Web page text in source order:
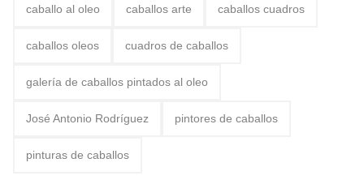
caballo al oleo caballos arte caballos cuadros
caballos oleos cuadros de caballos
galería de caballos pintados al oleo
José Antonio Rodríguez pintores de caballos
pinturas de caballos